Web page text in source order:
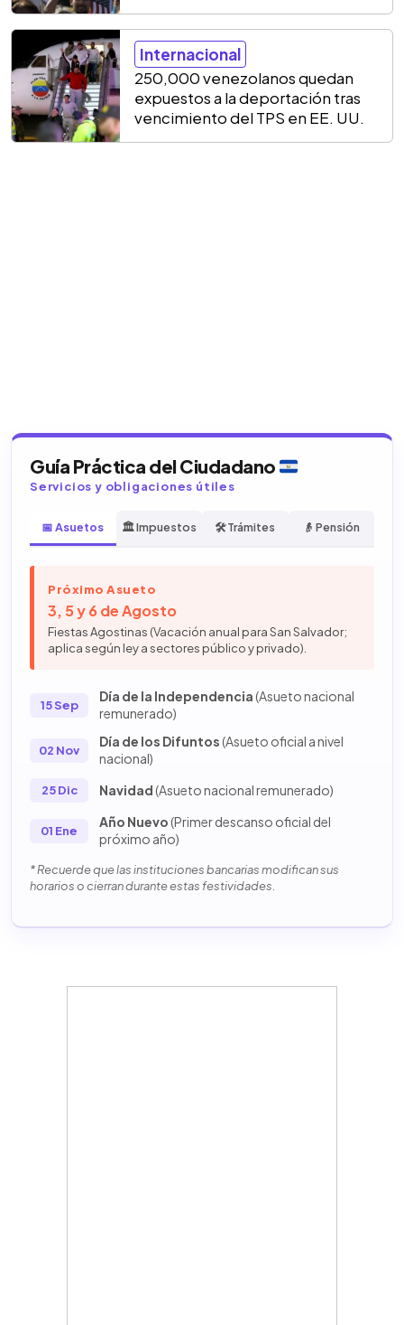
Internacional
250,000 venezolanos quedan
expuestos a la deportación tras
vencimiento del TPS en EE. UU.
Guía Práctica del Ciudadano
Servicios y obligaciones útiles
📅 Asuetos 🏛️ Impuestos 🛠️ Trámites 👴 Pensión
Próximo Asueto
3, 5 y 6 de Agosto
Fiestas Agostinas (Vacación anual para San Salvador;
aplica según ley a sectores público y privado).
15 Sep
Día de la Independencia(Asueto nacional
remunerado)
02 Nov
Día de los Difuntos(Asueto oficial a nivel
nacional)
25 Dic Navidad(Asueto nacional remunerado)
01 Ene
Año Nuevo(Primer descanso oficial del
próximo año)
* Recuerde que las instituciones bancarias modifican sus
horarios o cierran durante estas festividades.